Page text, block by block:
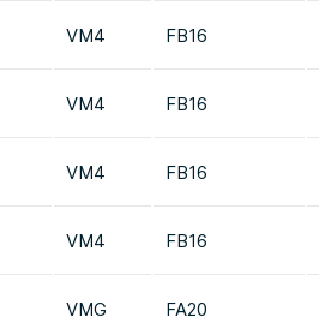
VM4 FB16
VM4 FB16
VM4 FB16
VM4 FB16
VMG FA20